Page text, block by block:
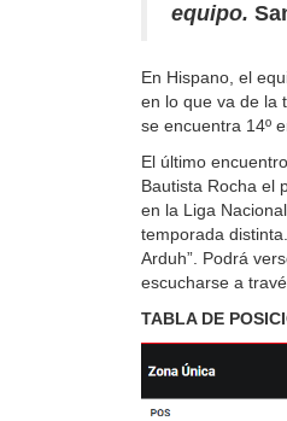
equipo.
En Hispano, el
en lo que va de la
se encuentra 14º
El último
Bautista Rocha el
en la Liga
temporada
Arduh”. Podrá
escucharse a
TABLA DE